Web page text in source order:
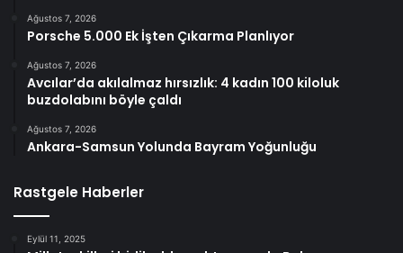
Ağustos 7, 2026
Porsche 5.000 Ek İşten Çıkarma Planlıyor
Ağustos 7, 2026
Avcılar’da akılalmaz hırsızlık: 4 kadın 100 kiloluk
buzdolabını böyle çaldı
Ağustos 7, 2026
Ankara-Samsun Yolunda Bayram Yoğunluğu
Rastgele Haberler
Eylül 11, 2025